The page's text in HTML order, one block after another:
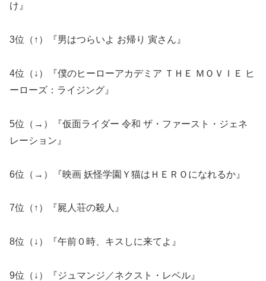
け』
3位（↑）『男はつらいよ お帰り 寅さん』
4位（↓）『僕のヒーローアカデミア ＴＨＥ ＭＯＶＩＥ ヒ
ーローズ：ライジング』
5位（→）『仮面ライダー 令和 ザ・ファースト・ジェネ
レーション』
6位（→）『映画 妖怪学園Ｙ猫はＨＥＲＯになれるか』
7位（↑）『屍人荘の殺人』
8位（↓）『午前０時、キスしに来てよ』
9位（↓）『ジュマンジ／ネクスト・レベル』